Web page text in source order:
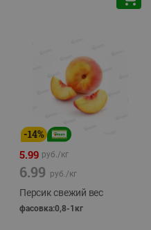
-14%
5.99 руб./кг
6.99 руб./кг
Персик свежий вес
фасовка:0,8-1кг